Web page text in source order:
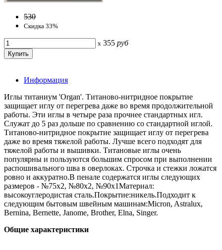
530
Скидка 33%
x 355 руб
Информация
Иглы титаниум 'Organ'. Титаново-нитридное покрытие
защищает иглу от перегрева даже во время продолжительной
работы. Эти иглы в четыре раза прочнее стандартных игл.
Служат до 5 раз дольше по сравнению со стандартной иглой.
Титаново-нитридное покрытие защищает иглу от перегрева
даже во время тяжелой работы. Лучше всего подходят для
тяжелой работы и вышивки. Титановые иглы очень
популярны и пользуются большим спросом при выполнении
распошивального шва в оверлоках. Строчка и стежки ложатся
ровно и аккуратно.В пенале содержатся иглы следующих
размеров - №75х2, №80х2, №90х1Материал:
высокоуглеродистая сталь.Покрытие:никель.Подходит к
следующим бытовым швейным машинам:Micron, Astralux,
Bernina, Bernette, Janome, Brother, Elna, Singer.
Общие характеристики